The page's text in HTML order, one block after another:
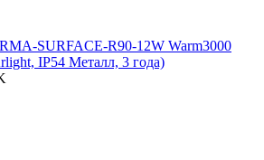
SURFACE-R90-12W Warm3000
IP54 Металл, 3 года)